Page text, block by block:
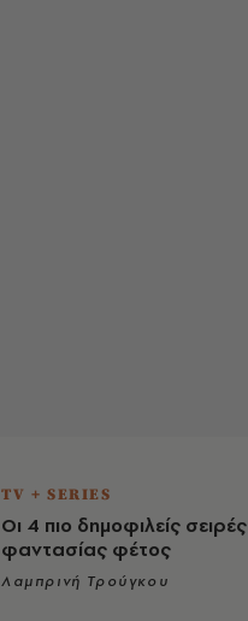
TV + SERIES
Οι 4 πιο δημοφιλείς σειρές
φαντασίας φέτος
Λαμπρινή Τρούγκου